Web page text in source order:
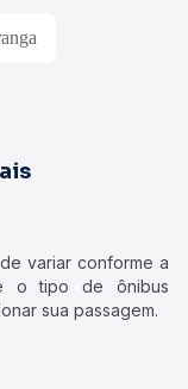
variar conforme a
o tipo de ônibus
sua passagem.